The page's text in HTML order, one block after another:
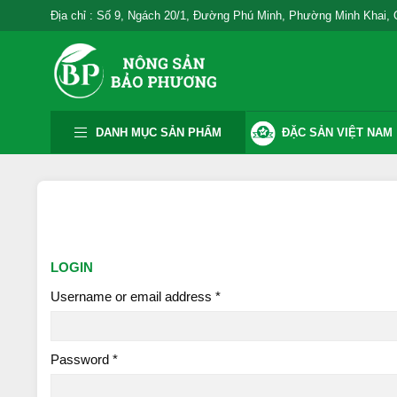
Địa chỉ : Số 9, Ngách 20/1, Đường Phú Minh, Phường Minh Khai,
DANH MỤC SẢN PHẨM ĐẶC SẢN VIỆT NAM
LOGIN
Username or email address *
Password *